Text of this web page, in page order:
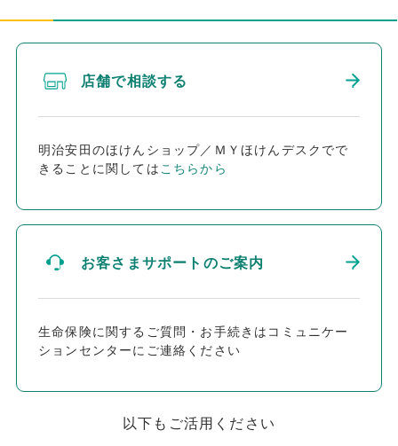
店舗で相談する
明治安田のほけんショップ／ＭＹほけんデスクでで
きることに関してはこちらから
お客さまサポートのご案内
生命保険に関するご質問・お手続きはコミュニケー
ションセンターにご連絡ください
以下もご活用ください